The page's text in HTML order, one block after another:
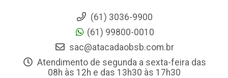
(61) 3036-9900
(61) 99800-0010
sac@atacadaobsb.com.br
Atendimento de segunda a sexta-feira das
08h às 12h e das 13h30 às 17h30